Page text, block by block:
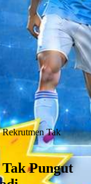
Tak
Pungut